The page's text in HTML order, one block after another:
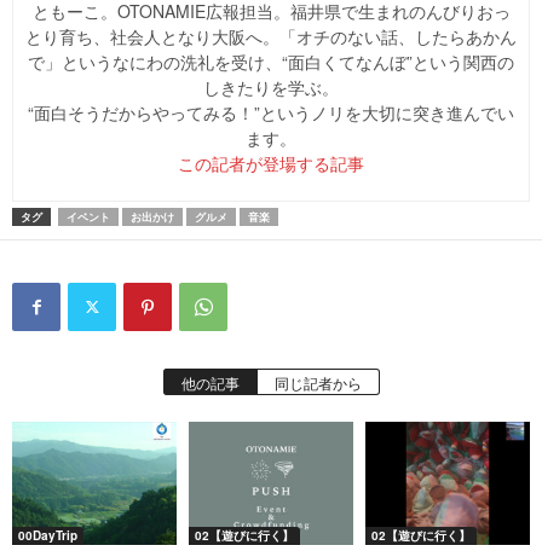
ともーこ。OTONAMIE広報担当。福井県で生まれのんびりおっ
とり育ち、社会人となり大阪へ。「オチのない話、したらあかん
で」というなにわの洗礼を受け、“面白くてなんぼ”という関西の
しきたりを学ぶ。
“面白そうだからやってみる！”というノリを大切に突き進んでい
ます。
この記者が登場する記事
タグ イベント お出かけ グルメ 音楽
他の記事 同じ記者から
00DayTrip 02【遊びに行く】 02【遊びに行く】